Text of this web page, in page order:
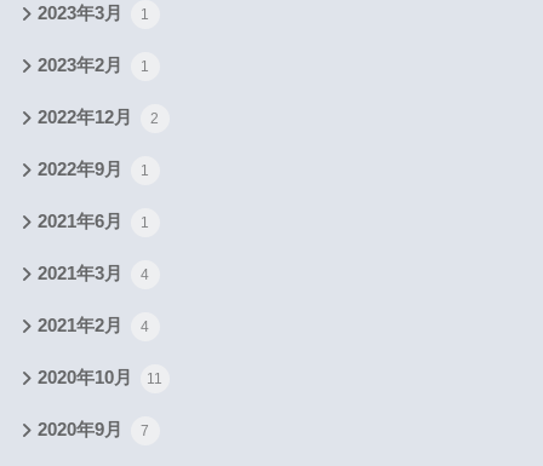
2023年3月 1
2023年2月 1
2022年12月 2
2022年9月 1
2021年6月 1
2021年3月 4
2021年2月 4
2020年10月 11
2020年9月 7